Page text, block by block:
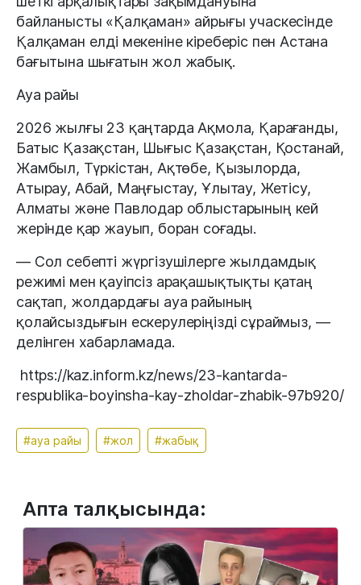
байланысты «Қалқаман» айрығы учаскесінде
Қалқаман елді мекеніне кіреберіс пен Астана
бағытына шығатын жол жабық.
Ауа райы
2026 жылғы 23 қаңтарда Ақмола, Қарағанды,
Батыс Қазақстан, Шығыс Қазақстан, Қостанай,
Жамбыл, Түркістан, Ақтөбе, Қызылорда,
Атырау, Абай, Маңғыстау, Ұлытау, Жетісу,
Алматы және Павлодар облыстарының кей
жерінде қар жауып, боран соғады.
— Сол себепті жүргізушілерге жылдамдық
режимі мен қауіпсіз арақашықтықты қатаң
сақтап, жолдардағы ауа райының
қолайсыздығын ескерулеріңізді сұраймыз, —
делінген хабарламада.
https://kaz.inform.kz/news/23-kantarda-
respublika-boyinsha-kay-zholdar-zhabik-97b920/
#ауа райы #жол #жабық
Апта талқысында: